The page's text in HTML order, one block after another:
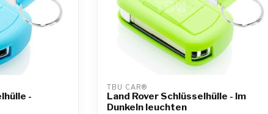
-
TBU CAR®
Land Rover Schlüsselhülle - Im
Dunkeln leuchten